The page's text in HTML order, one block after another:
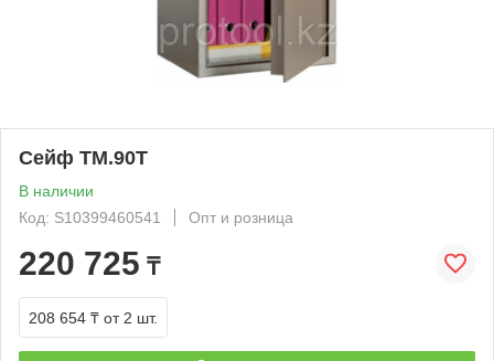
Сейф TM.90Т
В наличии
Код: S10399460541
Опт и розница
220 725 ₸
208 654 ₸ от 2 шт.